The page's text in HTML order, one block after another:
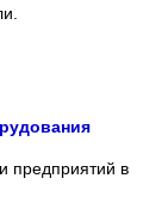
предприятий в